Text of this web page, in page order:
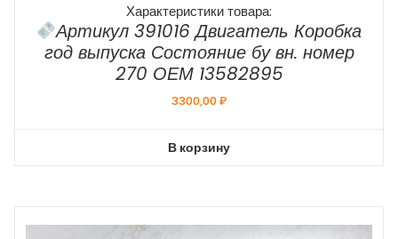
Характеристики товара:
Артикул 391016 Двигатель Коробка
год выпуска Состояние бу вн. номер
270 ОЕМ 13582895
3300,00₽
В корзину